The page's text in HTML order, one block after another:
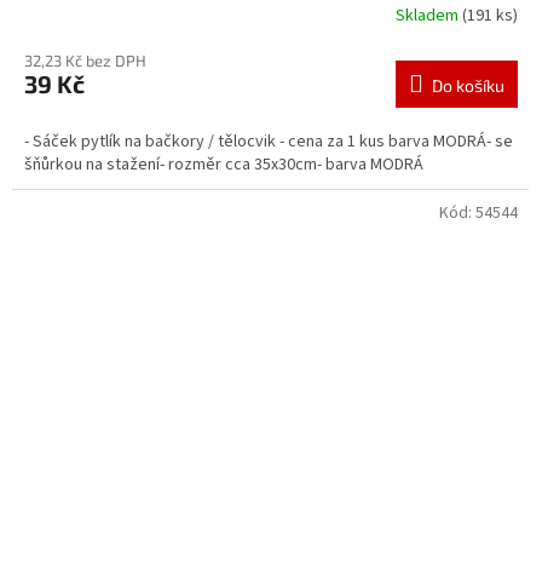
Skladem (191 ks)
32,23 Kč bez DPH
39 Kč Do košíku
- Sáček pytlík na bačkory / tělocvik - cena za 1 kus barva MODRÁ- se
šňůrkou na stažení- rozměr cca 35x30cm- barva MODRÁ
Kód: 54544